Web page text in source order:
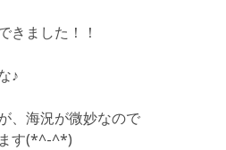
きました！！
♪
、海況が微妙なので
す(*^-^*)